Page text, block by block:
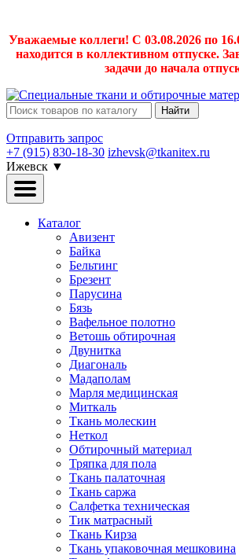
Уважаемые коллеги! С 03.08.2026 по
находится в коллективном отпуске.
задачи до начала
Найти
Отправить запрос
+7 (915) 830-18-30 izhevsk@tkanitex.ru
Ижевск ▼
Каталог
Авизент
Байка
Бельтинг
Брезент
Парусина
Бязь
Вафельное полотно
Ветошь обтирочная
Двунитка
Диагональ
Мадаполам
Марля медицинская
Миткаль
Ткань молескин
Неткол
Обтирочный материал
Тряпка для пола
Ткань палаточная
Ткань саржа
Салфетка техническая
Тик матрасный
Ткань Кирза
Ткань упаковочная мешковина